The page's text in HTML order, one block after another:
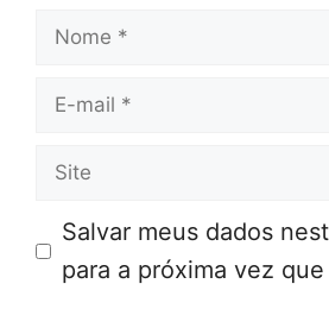
Nome
E-
Site
Salvar meus dados
para a próxima vez